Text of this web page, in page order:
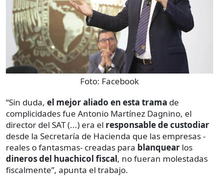
Foto: Facebook
“Sin duda, el mejor aliado en esta trama de
complicidades fue Antonio Martínez Dagnino, el
director del SAT (...) era el responsable de custodiar
desde la Secretaría de Hacienda que las empresas -
reales o fantasmas- creadas para blanquear los
dineros del huachicol fiscal, no fueran molestadas
fiscalmente”, apunta el trabajo.